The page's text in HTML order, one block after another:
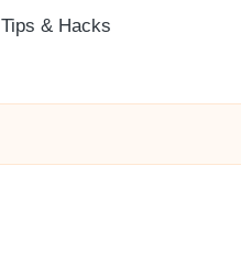
Tips & Hacks